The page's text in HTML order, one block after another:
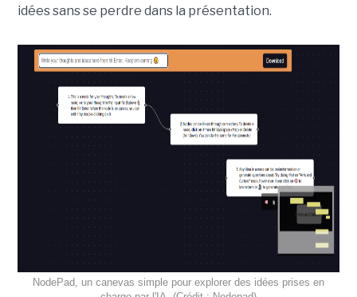
idées sans se perdre dans la présentation.
NodePad, un canevas simple pour explorer des idées prises en